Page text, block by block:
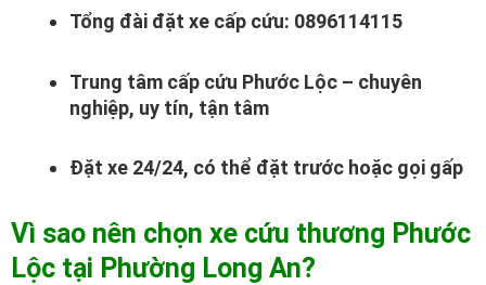
Tổng đài đặt xe cấp cứu: 0896114115
Trung tâm cấp cứu Phước Lộc – chuyên
nghiệp, uy tín, tận tâm
Đặt xe 24/24, có thể đặt trước hoặc gọi gấp
Vì sao nên chọn xe cứu thương Phước
Lộc tại Phường Long An?